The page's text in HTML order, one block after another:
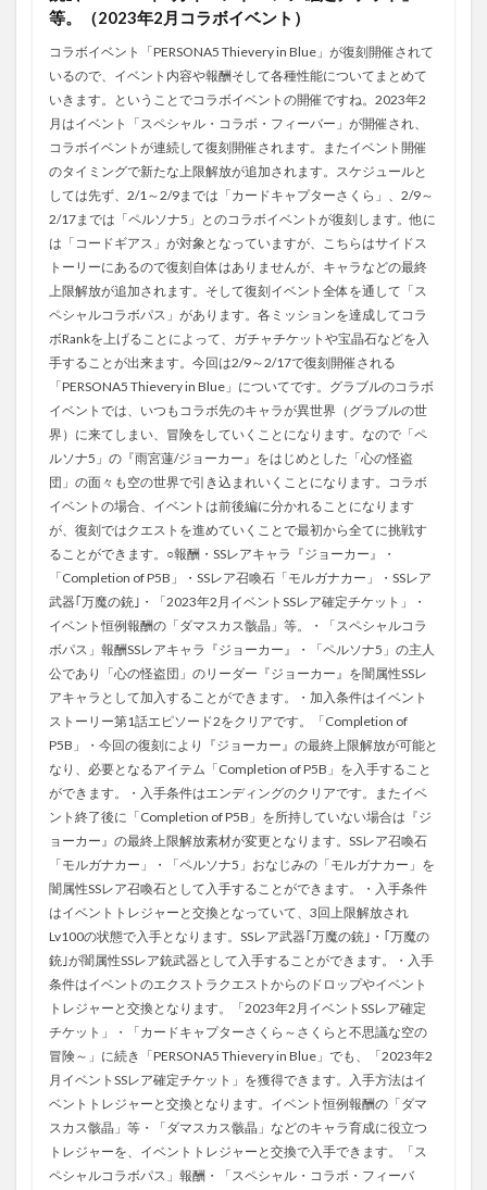
等。（2023年2月コラボイベント）
コラボイベント「PERSONA5 Thievery in Blue」が復刻開催されて
いるので、イベント内容や報酬そして各種性能についてまとめて
いきます。ということでコラボイベントの開催ですね。2023年2
月はイベント「スペシャル・コラボ・フィーバー」が開催され、
コラボイベントが連続して復刻開催されます。またイベント開催
のタイミングで新たな上限解放が追加されます。スケジュールと
しては先ず、2/1～2/9までは「カードキャプターさくら」、2/9～
2/17までは「ペルソナ5」とのコラボイベントが復刻します。他に
は「コードギアス」が対象となっていますが、こちらはサイドス
トーリーにあるので復刻自体はありませんが、キャラなどの最終
上限解放が追加されます。そして復刻イベント全体を通して「ス
ペシャルコラボパス」があります。各ミッションを達成してコラ
ボRankを上げることによって、ガチャチケットや宝晶石などを入
手することが出来ます。今回は2/9～2/17で復刻開催される
「PERSONA5 Thievery in Blue」についてです。グラブルのコラボ
イベントでは、いつもコラボ先のキャラが異世界（グラブルの世
界）に来てしまい、冒険をしていくことになります。なので「ペ
ルソナ5」の『雨宮蓮/ジョーカー』をはじめとした「心の怪盗
団」の面々も空の世界で引き込まれいくことになります。コラボ
イベントの場合、イベントは前後編に分かれることになります
が、復刻ではクエストを進めていくことで最初から全てに挑戦す
ることができます。○報酬・SSレアキャラ『ジョーカー』・
「Completion of P5B」・SSレア召喚石「モルガナカー」・SSレア
武器｢万魔の銃｣・「2023年2月イベントSSレア確定チケット」・
イベント恒例報酬の「ダマスカス骸晶」等。・「スペシャルコラ
ボパス」報酬SSレアキャラ『ジョーカー』・「ペルソナ5」の主人
公であり「心の怪盗団」のリーダー『ジョーカー』を闇属性SSレ
アキャラとして加入することができます。・加入条件はイベント
ストーリー第1話エピソード2をクリアです。「Completion of
P5B」・今回の復刻により『ジョーカー』の最終上限解放が可能と
なり、必要となるアイテム「Completion of P5B」を入手すること
ができます。・入手条件はエンディングのクリアです。またイベ
ント終了後に「Completion of P5B」を所持していない場合は『ジ
ョーカー』の最終上限解放素材が変更となります。SSレア召喚石
「モルガナカー」・「ペルソナ5」おなじみの「モルガナカー」を
闇属性SSレア召喚石として入手することができます。・入手条件
はイベントトレジャーと交換となっていて、3回上限解放され
Lv100の状態で入手となります。SSレア武器｢万魔の銃｣・｢万魔の
銃｣が闇属性SSレア銃武器として入手することができます。・入手
条件はイベントのエクストラクエストからのドロップやイベント
トレジャーと交換となります。「2023年2月イベントSSレア確定
チケット」・「カードキャプターさくら～さくらと不思議な空の
冒険～」に続き「PERSONA5 Thievery in Blue」でも、「2023年2
月イベントSSレア確定チケット」を獲得できます。入手方法はイ
ベントトレジャーと交換となります。イベント恒例報酬の「ダマ
スカス骸晶」等・「ダマスカス骸晶」などのキャラ育成に役立つ
トレジャーを、イベントトレジャーと交換で入手できます。「ス
ペシャルコラボパス」報酬・「スペシャル・コラボ・フィーバ